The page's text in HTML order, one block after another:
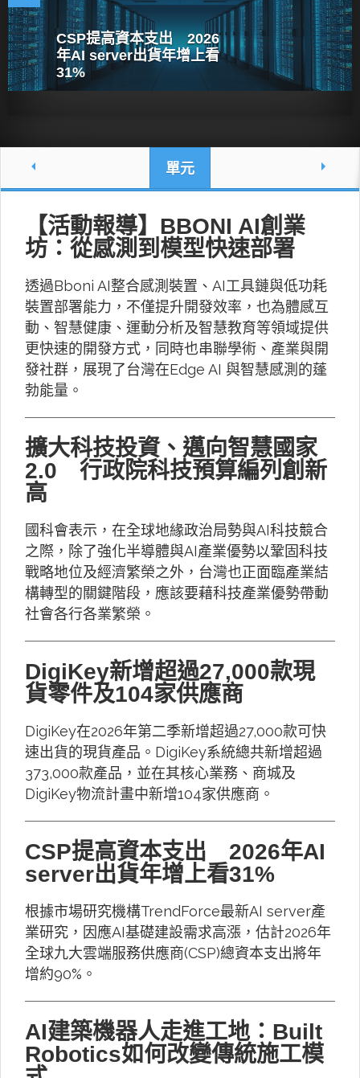
CSP提高資本支出 2026
年AI server出貨年增上看
31%
單元
【活動報導】BBONI AI創業
坊：從感測到模型快速部署
透過Bboni AI整合感測裝置、AI工具鏈與低功耗
裝置部署能力，不僅提升開發效率，也為體感互
動、智慧健康、運動分析及智慧教育等領域提供
更快速的開發方式，同時也串聯學術、產業與開
發社群，展現了台灣在Edge AI 與智慧感測的蓬
勃能量。
擴大科技投資、邁向智慧國家
2.0 行政院科技預算編列創新
高
國科會表示，在全球地緣政治局勢與AI科技競合
之際，除了強化半導體與AI產業優勢以鞏固科技
戰略地位及經濟繁榮之外，台灣也正面臨產業結
構轉型的關鍵階段，應該要藉科技產業優勢帶動
社會各行各業繁榮。
DigiKey新增超過27,000款現
貨零件及104家供應商
DigiKey在2026年第二季新增超過27,000款可快
速出貨的現貨產品。DigiKey系統總共新增超過
373,000款產品，並在其核心業務、商城及
DigiKey物流計畫中新增104家供應商。
CSP提高資本支出 2026年AI
server出貨年增上看31%
根據市場研究機構TrendForce最新AI server產
業研究，因應AI基礎建設需求高漲，估計2026年
全球九大雲端服務供應商(CSP)總資本支出將年
增約90%。
AI建築機器人走進工地：Built
Robotics如何改變傳統施工模